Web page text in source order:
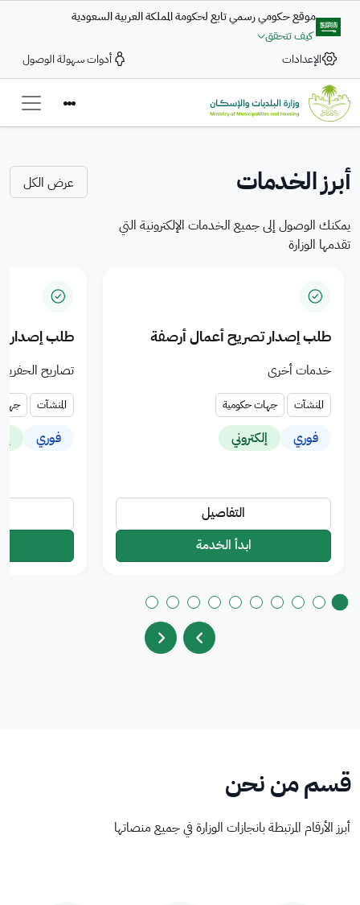
تجاوز إلى المحتوى الرئيسي
موقع حكومي رسمي تابع لحكومة المملكة العربية السعودية
كيف تتحقق
الإعدادات
أدوات سهولة الوصول
Arabia
تعزيز التكامل في تقديم
الخدمات البلدية والمنتجات
السكنية للمدن السعودية
بلاغ رقمي
ضمن التكامل بين وزارة البلديات والإسكان والحكومة الرقمية تتاح خدمة
بلاغ رقمي
جودة الخدمات الرقمية
أبرز الخدمات عرض الكل
يمكنك الوصول إلى جميع الخدمات الإلكترونية التي
تقدمها الوزارة
طلب إصدار تصريح أعمال أرصفة
خدمات أخرى
المنشآت جهات حكومية
فوري إلكتروني
التفاصيل
ابدأ الخدمة
طلب إصدار
تصاريح
المنشآت
فوري
قسم من نحن
أبرز الأرقام المرتبطة بانجازات الوزارة في جميع منصاتها